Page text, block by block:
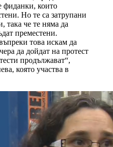
фиданки, които
Но те са затрупани
така че те няма да
преместени.
това искам да
да дойдат на протест
продължават“,
която участва в